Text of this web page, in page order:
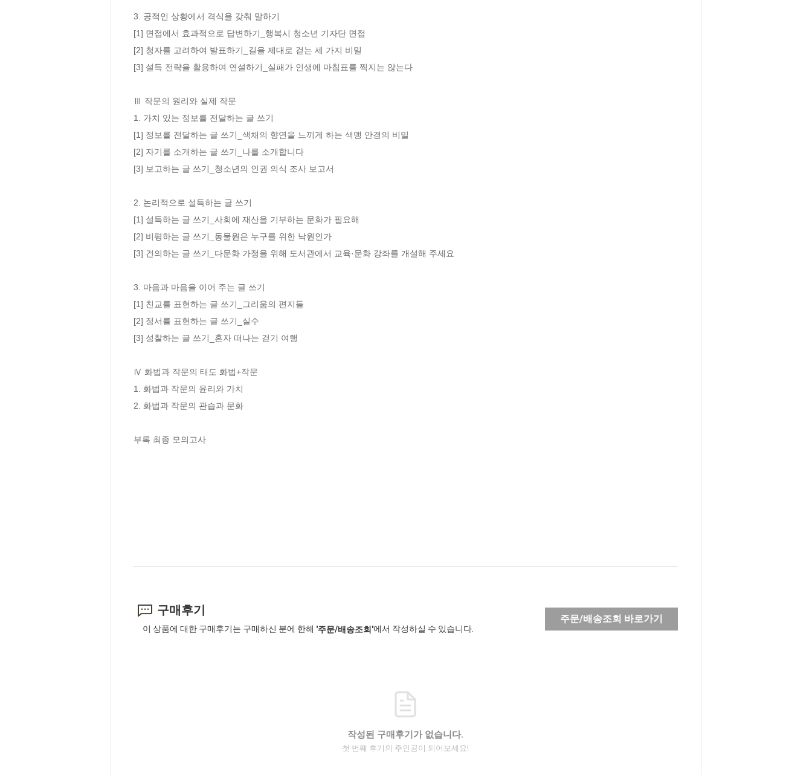
3. 공적인 상황에서 격식을 갖춰 말하기
[1] 면접에서 효과적으로 답변하기_행복시 청소년 기자단 면접
[2] 청자를 고려하여 발표하기_길을 제대로 걷는 세 가지 비밀
[3] 설득 전략을 활용하여 연설하기_실패가 인생에 마침표를 찍지는 않는다
Ⅲ 작문의 원리와 실제 작문
1. 가치 있는 정보를 전달하는 글 쓰기
[1] 정보를 전달하는 글 쓰기_색채의 향연을 느끼게 하는 색맹 안경의 비밀
[2] 자기를 소개하는 글 쓰기_나를 소개합니다
[3] 보고하는 글 쓰기_청소년의 인권 의식 조사 보고서
2. 논리적으로 설득하는 글 쓰기
[1] 설득하는 글 쓰기_사회에 재산을 기부하는 문화가 필요해
[2] 비평하는 글 쓰기_동물원은 누구를 위한 낙원인가
[3] 건의하는 글 쓰기_다문화 가정을 위해 도서관에서 교육·문화 강좌를 개설해 주세요
3. 마음과 마음을 이어 주는 글 쓰기
[1] 친교를 표현하는 글 쓰기_그리움의 편지들
[2] 정서를 표현하는 글 쓰기_실수
[3] 성찰하는 글 쓰기_혼자 떠나는 걷기 여행
Ⅳ 화법과 작문의 태도 화법+작문
1. 화법과 작문의 윤리와 가치
2. 화법과 작문의 관습과 문화
부록 최종 모의고사
구매후기
이 상품에 대한 구매후기는 구매하신 분에 한해 '주문/배송조회'에서 작성하실 수 있습니다.
주문/배송조회 바로가기
작성된 구매후기가 없습니다.
첫 번째 후기의 주인공이 되어보세요!